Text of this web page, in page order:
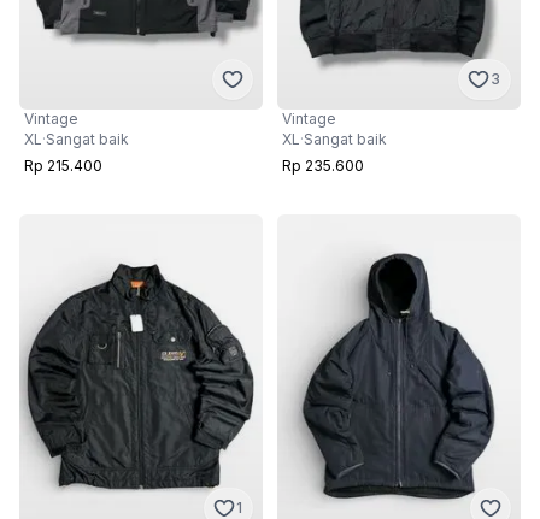
Vintage
XL ·Sangat baik
Rp 215.400
3
Vintage
XL ·Sangat baik
Rp 235.600
1